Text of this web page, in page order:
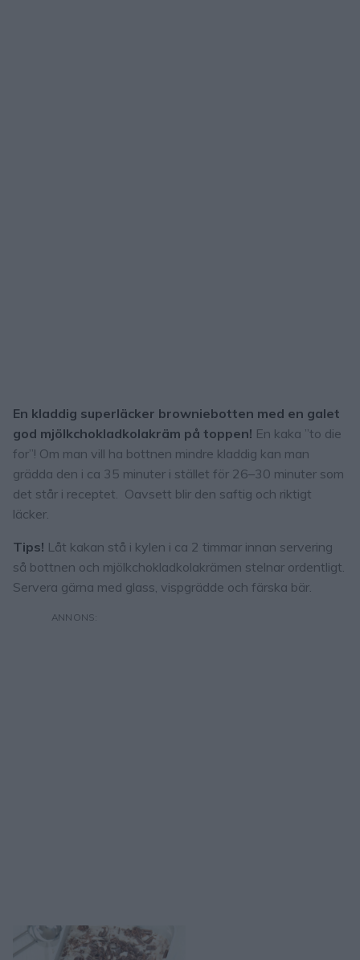
En kladdig superläcker browniebotten med en galet
god mjölkchokladkolakräm på toppen! En kaka ”to die
for”! Om man vill ha bottnen mindre kladdig kan man
grädda den i ca 35 minuter i stället för 26–30 minuter som
det står i receptet. Oavsett blir den saftig och riktigt
läcker.
Tips! Låt kakan stå i kylen i ca 2 timmar innan servering
så bottnen och mjölkchokladkolakrämen stelnar ordentligt.
Servera gärna med glass, vispgrädde och färska bär.